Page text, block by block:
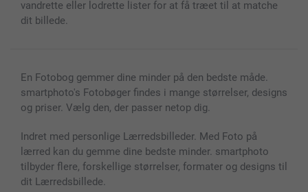
Alle fotoprodukter
vandrette eller lodrette lister for at få træet til at matche
dit billede.
En Fotobog gemmer dine minder på den bedste måde.
smartphoto's Fotobøger findes i mange størrelser, designs
og priser. Vælg den, der passer netop dig.
Indret med personlige Lærredsbilleder. Med Foto på
lærred kan du gemme dine bedste minder. smartphoto
tilbyder flere, forskellige størrelser, formater og designs til
dit Lærredsbillede.